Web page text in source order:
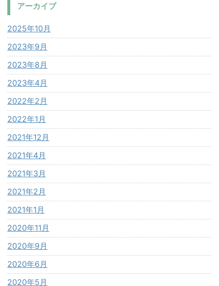
アーカイブ
2025年10月
2023年9月
2023年8月
2023年4月
2022年2月
2022年1月
2021年12月
2021年4月
2021年3月
2021年2月
2021年1月
2020年11月
2020年9月
2020年6月
2020年5月